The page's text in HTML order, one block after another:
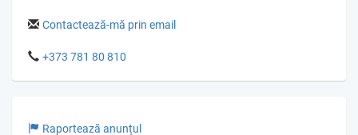
Contactează-mă prin email
+373 781 80 810
Raportează anunțul